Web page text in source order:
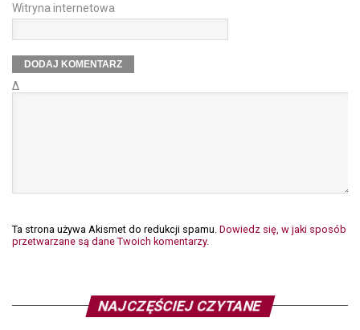
Witryna internetowa
Δ
Ta strona używa Akismet do redukcji spamu. Dowiedz się, w jaki sposób
przetwarzane są dane Twoich komentarzy.
NAJCZĘŚCIEJ CZYTANE